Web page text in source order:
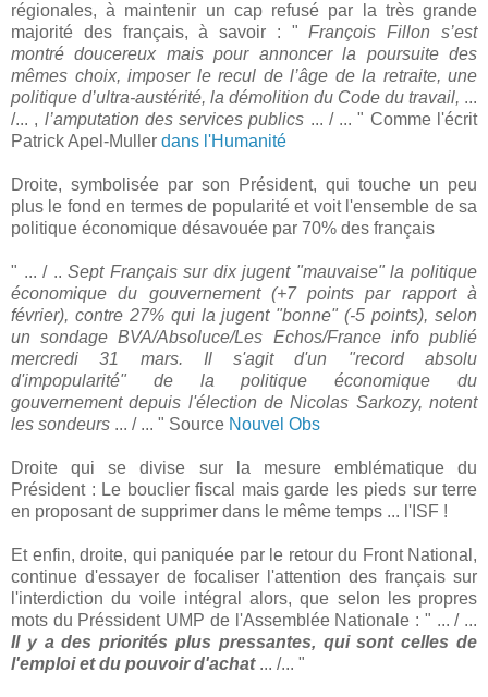
régionales, à maintenir un cap refusé par la très grande
majorité des français, à savoir : "François Fillon s’est
montré doucereux mais pour annoncer la poursuite des
mêmes choix, imposer le recul de l’âge de la retraite, une
politique d’ultra-austérité, la démolition du Code du travail, ...
/... , l’amputation des services publics ... / ... " Comme l'écrit
Patrick Apel-Muller dans l'Humanité
Droite, symbolisée par son Président, qui touche un peu
plus le fond en termes de popularité et voit l'ensemble de sa
politique économique désavouée par 70% des français
" ... / ..Sept Français sur dix jugent "mauvaise" la politique
économique du gouvernement (+7 points par rapport à
février), contre 27% qui la jugent "bonne" (-5 points), selon
un sondage BVA/Absoluce/Les Echos/France info publié
mercredi 31 mars. Il s'agit d'un "record absolu
d'impopularité" de la politique économique du
gouvernement depuis l'élection de Nicolas Sarkozy, notent
les sondeurs ... / ... " Source Nouvel Obs
Droite qui se divise sur la mesure emblématique du
Président : Le bouclier fiscal mais garde les pieds sur terre
en proposant de supprimer dans le même temps ... l'ISF !
Et enfin, droite, qui paniquée par le retour du Front National,
continue d'essayer de focaliser l'attention des français sur
l'interdiction du voile intégral alors, que selon les propres
mots du Préssident UMP de l'Assemblée Nationale : " ... / ...
Il y a des priorités plus pressantes, qui sont celles de
l'emploi et du pouvoir d'achat... /... "